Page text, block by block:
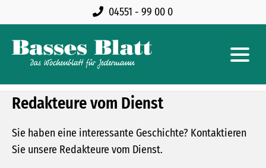
04551 - 99 00 0
Redakteure vom Dienst
Sie haben eine interessante Geschichte? Kontaktieren
Sie unsere Redakteure vom Dienst.